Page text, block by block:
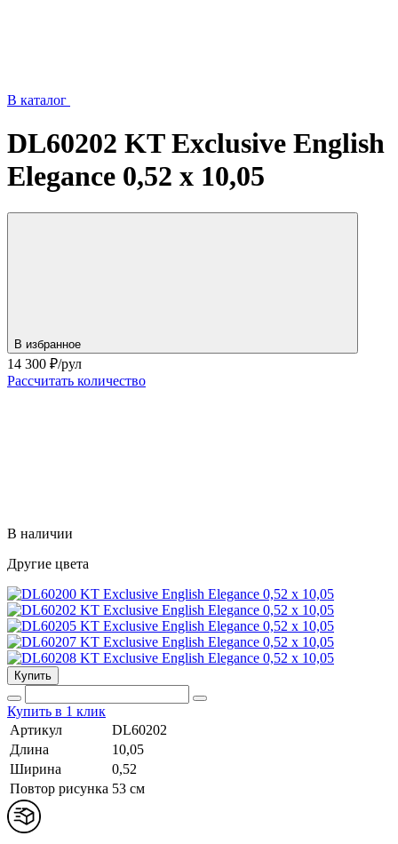
В каталог
DL60202 KT Exclusive English
Elegance 0,52 x 10,05
В избранное
14 300 ₽/рул
Рассчитать количество
В наличии
Другие цвета
Купить
Купить в 1 клик
Артикул
DL60202
Длина
10,05
Ширина
0,52
Повтор рисунка 53 cм